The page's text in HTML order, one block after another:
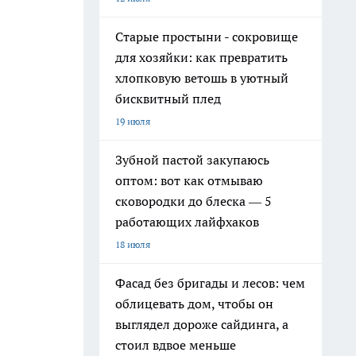
Старые простыни - сокровище
для хозяйки: как превратить
хлопковую ветошь в уютный
бисквитный плед
19 июля
Зубной пастой закупаюсь
оптом: вот как отмываю
сковородки до блеска — 5
работающих лайфхаков
18 июля
Фасад без бригады и лесов: чем
облицевать дом, чтобы он
выглядел дороже сайдинга, а
стоил вдвое меньше